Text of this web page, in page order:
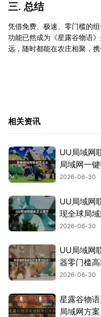
三. 总结
凭借免费、极速、零门槛的
功能已然成为《星露谷物语
远，随时都能在农庄相聚，携
相关资讯
UU局域网
局域网一
2026-06-30
UU局域网
现全球局域
2026-06-30
UU局域网
器零门槛高
2026-06-30
星露谷物
局域网方案